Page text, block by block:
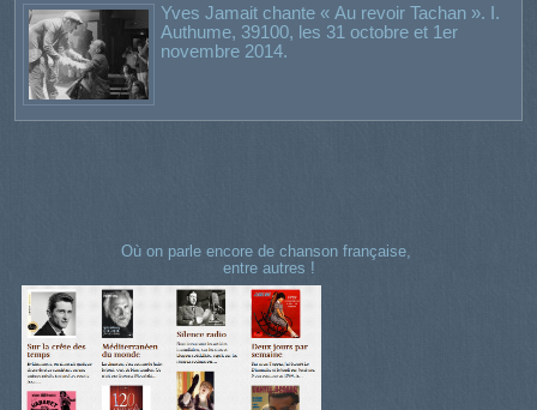
Yves Jamait chante « Au revoir Tachan ». I.
Authume, 39100, les 31 octobre et 1er
novembre 2014.
Où on parle encore de chanson française,
entre autres !